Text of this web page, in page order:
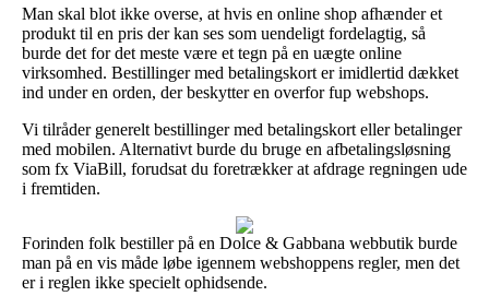
Man skal blot ikke overse, at hvis en online shop afhænder et
produkt til en pris der kan ses som uendeligt fordelagtig, så
burde det for det meste være et tegn på en uægte online
virksomhed. Bestillinger med betalingskort er imidlertid dækket
ind under en orden, der beskytter en overfor fup webshops.
Vi tilråder generelt bestillinger med betalingskort eller betalinger
med mobilen. Alternativt burde du bruge en afbetalingsløsning
som fx ViaBill, forudsat du foretrækker at afdrage regningen ude
i fremtiden.
Forinden folk bestiller på en Dolce & Gabbana webbutik burde
man på en vis måde løbe igennem webshoppens regler, men det
er i reglen ikke specielt ophidsende.